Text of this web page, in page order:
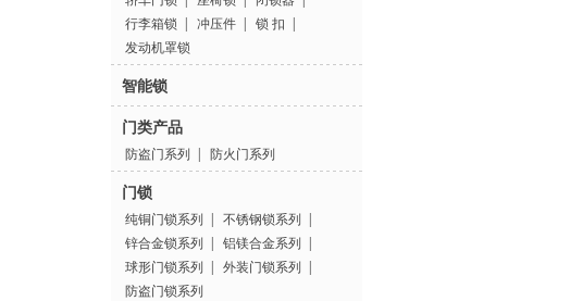
行李箱锁 | 冲压件 | 锁 扣 |
发动机罩锁
智能锁
门类产品
防盗门系列 | 防火门系列
门锁
纯铜门锁系列 | 不锈钢锁系列 |
锌合金锁系列 | 铝镁合金系列 |
球形门锁系列 | 外装门锁系列 |
防盗门锁系列